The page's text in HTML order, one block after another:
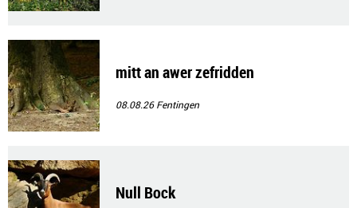
mitt an awer zefridden
08.08.26Fentingen
Null Bock